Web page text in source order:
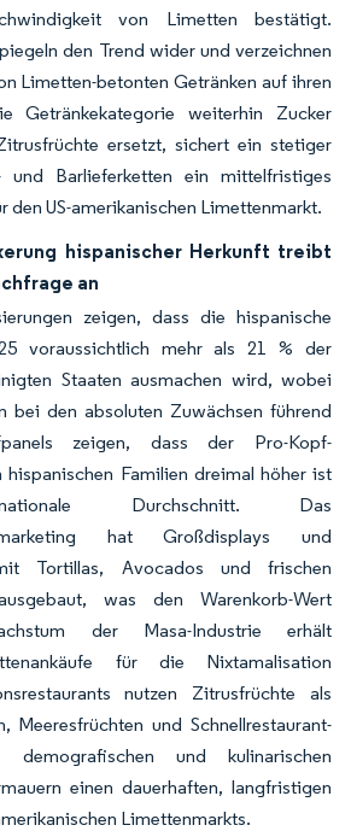
von Limetten bestätigt.
den Trend wider und verzeichnen
Limetten-betonten Getränken auf ihren
Getränkekategorie weiterhin Zucker
ersetzt, sichert ein stetiger
und Barlieferketten ein mittelfristiges
den US-amerikanischen Limettenmarkt.
hispanischer Herkunft treibt
an
zeigen, dass die hispanische
voraussichtlich mehr als 21 % der
Staaten ausmachen wird, wobei
bei den absoluten Zuwächsen führend
zeigen, dass der Pro-Kopf-
hispanischen Familien dreimal höher ist
Durchschnitt. Das
hat Großdisplays und
Tortillas, Avocados und frischen
was den Warenkorb-Wert
der Masa-Industrie erhält
für die Nixtamalisation
nutzen Zitrusfrüchte als
Meeresfrüchten und Schnellrestaurant-
demografischen und kulinarischen
einen dauerhaften, langfristigen
Limettenmarkts.